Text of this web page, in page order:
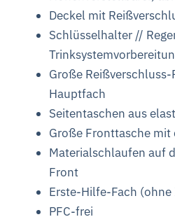
Deckel mit
Schlüsselhalter //
Große
Hauptfach
Seitentaschen aus
Große Fronttasche mit
Materialschlaufen auf
Front
Erste-Hilfe-Fach
PFC-frei